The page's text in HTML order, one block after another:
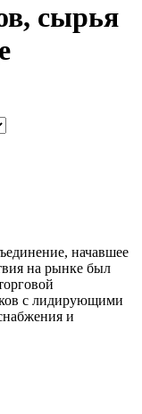
сырья
начавшее
на рынке был
с лидирующими
и